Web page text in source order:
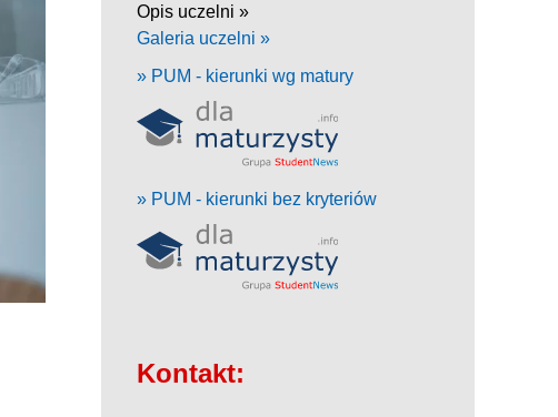
Opis uczelni »
Galeria uczelni »
» PUM - kierunki wg matury
» PUM - kierunki bez kryteriów
Kontakt: